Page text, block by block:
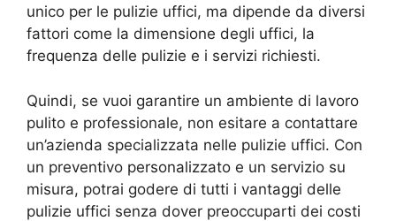
unico per le pulizie uffici, ma dipende da diversi
fattori come la dimensione degli uffici, la
frequenza delle pulizie e i servizi richiesti.
Quindi, se vuoi garantire un ambiente di lavoro
pulito e professionale, non esitare a contattare
un’azienda specializzata nelle pulizie uffici. Con
un preventivo personalizzato e un servizio su
misura, potrai godere di tutti i vantaggi delle
pulizie uffici senza dover preoccuparti dei costi